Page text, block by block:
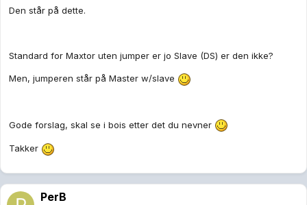
Den står på dette.
Standard for Maxtor uten jumper er jo Slave (DS) er den ikke?
Men, jumperen står på Master w/slave
Gode forslag, skal se i bois etter det du nevner
Takker
PerB